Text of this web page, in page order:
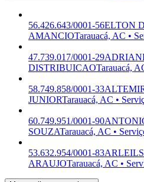
56.426.643/0001-56ELTON
AMANCIOTarauacá, AC •
47.739.017/0001-29
DISTRIBUICAOTarauacá,
58.749.858/0001-33
JUNIORTarauacá, AC •
60.749.951/0001-90
SOUZATarauacá, AC •
53.632.954/0001-83
ARAUJOTarauacá, AC •